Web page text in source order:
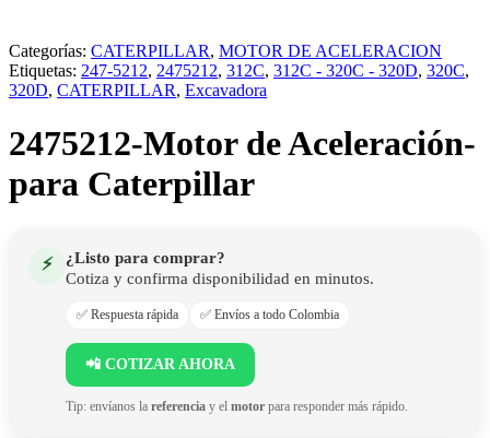
Categorías: CATERPILLAR, MOTOR DE ACELERACION
Etiquetas: 247-5212, 2475212, 312C, 312C - 320C - 320D, 320C,
320D, CATERPILLAR, Excavadora
2475212-Motor de Aceleración-
para Caterpillar
⚡
¿Listo para comprar?
Cotiza y confirma disponibilidad en minutos.
✅ Respuesta rápida ✅ Envíos a todo Colombia
📲 COTIZAR AHORA
Tip: envíanos la referencia y el motor para responder más rápido.